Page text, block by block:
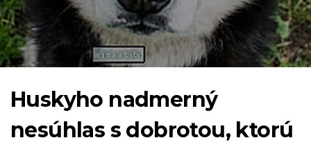
Huskyho nadmerný
nesúhlas s dobrotou, ktorú